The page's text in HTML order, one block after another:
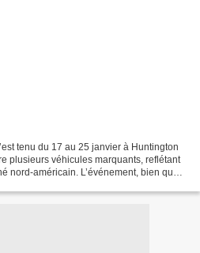
tenu du 17 au 25 janvier à Huntington
plusieurs véhicules marquants, reflétant
nord-américain. L’événement, bien que